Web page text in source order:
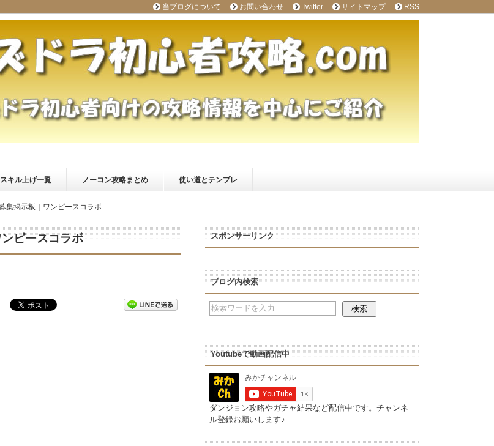
スキル上げ一覧 ノーコン攻略まとめ 使い道とテンプレ
集掲示板｜ワンピースコラボ
ピースコラボ スポンサーリンク
ブログ内検索
Youtubeで動画配信中
ダンジョン攻略やガチャ結果など配信中です。チャンネ
ル登録お願いします♪
当ブログについて お問い合わせ Twitter サイトマップ RSS